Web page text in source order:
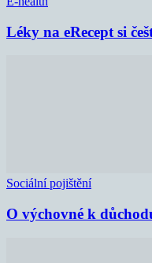
Léky na eRecept si
Sociální pojištění
O výchovné k